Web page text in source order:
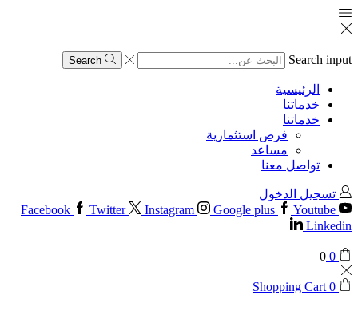
Search input
Search
الرئيسية
خدماتنا
خدماتنا
فرص استثمارية
مساعد
تواصل معنا
تسجيل الدخول
Facebook
Twitter Instagram Google plus
Youtube
Linkedin
0
0
0
Shopping Cart